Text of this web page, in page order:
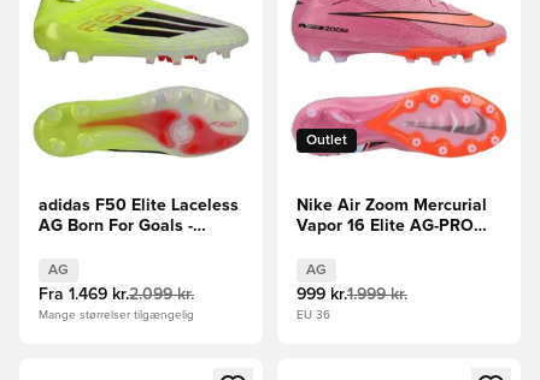
adidas F50 Elite Laceless
AG Born For Goals -
AG
Fra 1.469 kr.2.099 kr.
Mange størrelser tilgængelig
Outlet
Nike Air Zoom Mercurial
Vapor 16 Elite AG-PRO
Pink/Sort/Orange
AG
999 kr.1.999 kr.
EU 36